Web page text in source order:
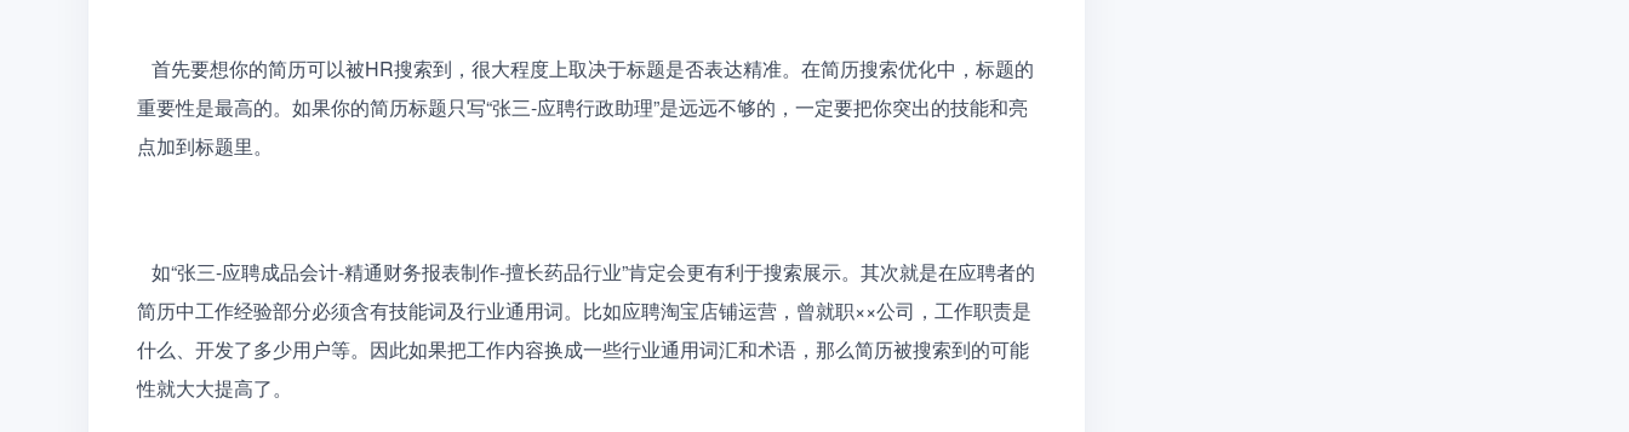
重要性是最高的。如果你的简历标题只写“张三-应聘行政助理”是远远不够的，一定要把你突出的技能和亮
点加到标题里。
简历中工作经验部分必须含有技能词及行业通用词。比如应聘淘宝店铺运营，曾就职××公司，工作职责是
什么、开发了多少用户等。因此如果把工作内容换成一些行业通用词汇和术语，那么简历被搜索到的可能
性就大大提高了。